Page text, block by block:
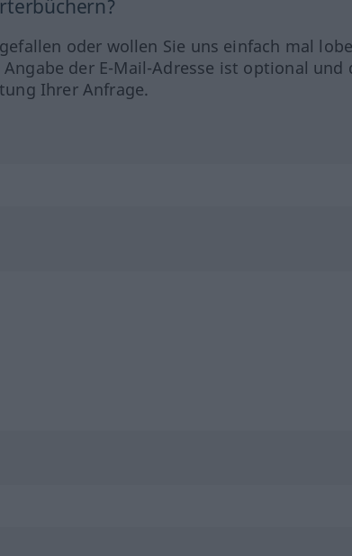
oder wollen Sie uns einfach mal
der E-Mail-Adresse ist optional und
Ihrer Anfrage.